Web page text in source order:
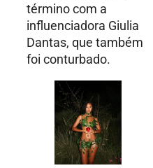
término com a
influenciadora Giulia
Dantas, que também
foi conturbado.